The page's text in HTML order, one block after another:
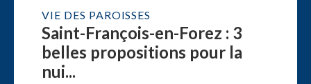
VIE DES PAROISSES
Saint-François-en-Forez : 3
belles propositions pour la
nui...